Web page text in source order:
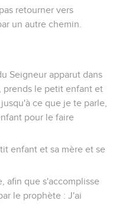
retourner vers
un autre chemin.
Seigneur apparut dans
prends le petit enfant et
ce que je te parle,
pour le faire
enfant et sa mère et se
afin que s'accomplisse
le prophète : J'ai